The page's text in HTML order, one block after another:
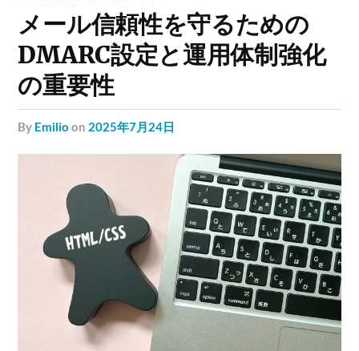
メール信頼性を守るための
DMARC設定と運用体制強化
の重要性
by Emilio on 2025年7月24日